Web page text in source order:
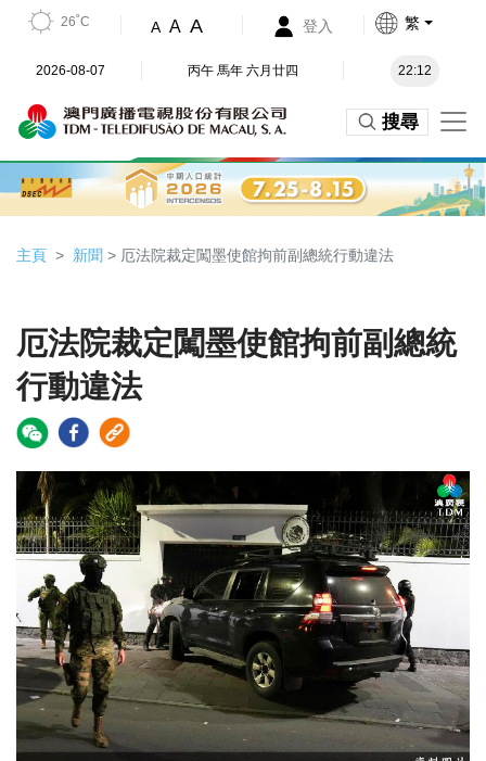
26˚C A A A 登入 繁
2026-08-07 丙午 馬年 六月廿四 22:12
搜尋
主頁 新聞 > 厄法院裁定闖墨使館拘前副總統行動違法
厄法院裁定闖墨使館拘前副總統
行動違法